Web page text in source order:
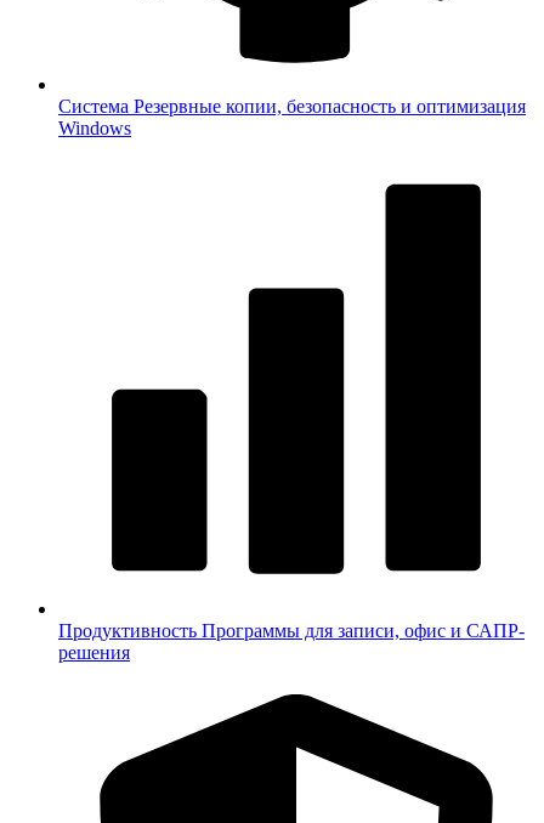
Система Резервные копии, безопасность и оптимизация
Windows
Продуктивность Программы для записи, офис и САПР-
решения